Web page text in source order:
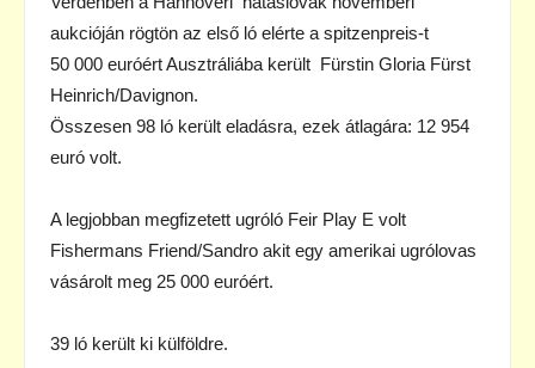
aukcióján rögtön az első ló elérte a spitzenpreis-t
50 000 euróért Ausztráliába került Fürstin Gloria Fürst
Heinrich/Davignon.
Összesen 98 ló került eladásra, ezek átlagára: 12 954
euró volt.
A legjobban megfizetett ugróló Feir Play E volt
Fishermans Friend/Sandro akit egy amerikai ugrólovas
vásárolt meg 25 000 euróért.
39 ló került ki külföldre.